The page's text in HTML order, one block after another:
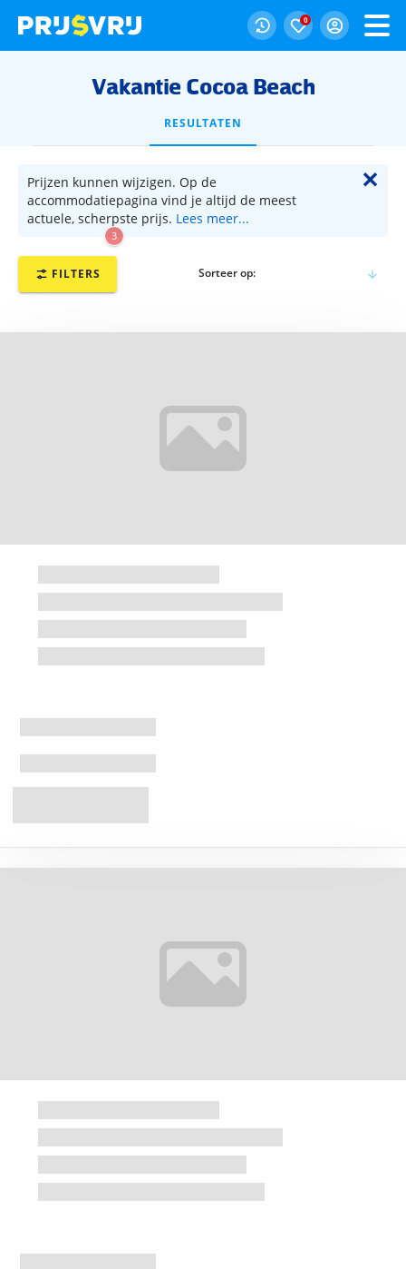
0
Vakantie Cocoa Beach
RESULTATEN
Prijzen kunnen wijzigen. Op de
accommodatiepagina vind je altijd de meest
actuele, scherpste prijs. Lees meer...
✕
FILTERS
3
Sorteer op: